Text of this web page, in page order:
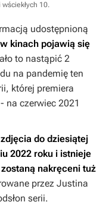
10.
udostępnioną
w kinach pojawią się
to nastąpić 2
na pandemię ten
której premiera
na czerwiec 2021
zdjęcia do dziesiątej
2022 roku i istnieje
zostaną nakręceni tuż
przez Justina
serii.